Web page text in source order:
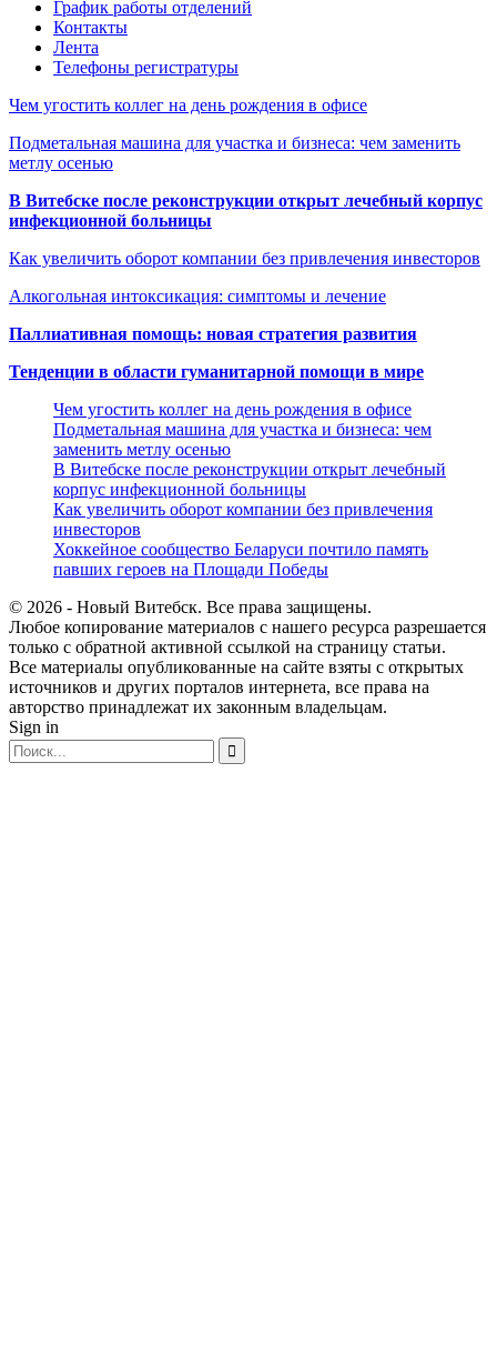
График работы отделений
Контакты
Лента
Телефоны регистратуры
Чем угостить коллег на день рождения в офисе
Подметальная машина для участка и бизнеса: чем заменить
метлу осенью
В Витебске после реконструкции открыт лечебный корпус
инфекционной больницы
Как увеличить оборот компании без привлечения инвесторов
Алкогольная интоксикация: симптомы и лечение
Паллиативная помощь: новая стратегия развития
Тенденции в области гуманитарной помощи в мире
Чем угостить коллег на день рождения в офисе
Подметальная машина для участка и бизнеса: чем
заменить метлу осенью
В Витебске после реконструкции открыт лечебный
корпус инфекционной больницы
Как увеличить оборот компании без привлечения
инвесторов
Хоккейное сообщество Беларуси почтило память
павших героев на Площади Победы
© 2026 - Новый Витебск. Все права защищены.
Любое копирование материалов с нашего ресурса разрешается
только с обратной активной ссылкой на страницу статьи.
Все материалы опубликованные на сайте взяты с открытых
источников и других порталов интернета, все права на
авторство принадлежат их законным владельцам.
Sign in